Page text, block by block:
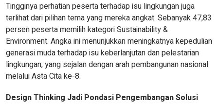
Tingginya perhatian peserta terhadap isu lingkungan juga
terlihat dari pilihan tema yang mereka angkat. Sebanyak 47,83
persen peserta memilih kategori Sustainability &
Environment. Angka ini menunjukkan meningkatnya kepedulian
generasi muda terhadap isu keberlanjutan dan pelestarian
lingkungan, yang sejalan dengan arah pembangunan nasional
melalui Asta Cita ke-8.
Design Thinking Jadi Pondasi Pengembangan Solusi